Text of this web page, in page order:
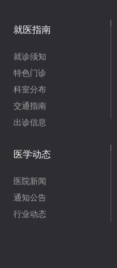
就医指南
就诊须知
特色门诊
科室分布
交通指南
出诊信息
医学动态
医院新闻
通知公告
行业动态